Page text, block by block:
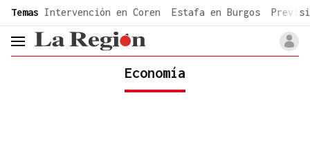
common.go-to-content
Temas Intervención en Coren Estafa en Burgos
header.menu.open
Economía